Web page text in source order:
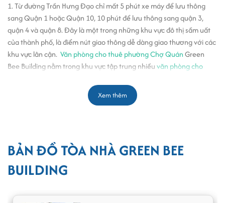
1. Từ đường Trần Hưng Đạo chỉ mất 5 phút xe máy để lưu thông
sang Quận 1 hoặc Quận 10, 10 phút để lưu thông sang quận 3,
quận 4 và quận 8. Đây là một trong những khu vực đô thị sầm uất
của thành phố, là điểm nút giao thông dễ dàng giao thương với các
khu vực lân cận. Văn phòng cho thuê phường Chợ QuánGreen
Bee Building nằm trong khu vực tập trung nhiềuvăn phòng cho
trường học, bệnh viện cùng hàng loạt tiện ích vui chơi giải trí khác.
Với vị trí đắc địa nằm gần khu vực tập trung nhiều trung tâm hành
Đạo quận 5 Green Bee Building hứa hẹn sẽ là trụ sở làm việc lý
tưởng cho các đơn vị danh tiếng, là bước khởi đầu tốt đẹp với nhiều
doanh nghiệp, mang lại nhiều cơ hội hợp tác phát triển kinh doanh
Cao ốc Green Bee Building thuộc chuỗi văn phòng cho thuê với
Xem thêm
BẢN ĐỒ TÒA NHÀ GREEN BEE
BUILDING